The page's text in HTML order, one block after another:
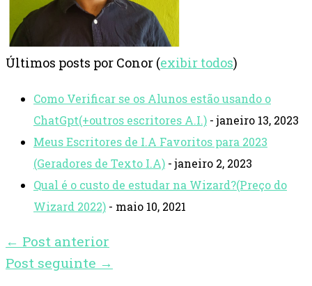
Últimos posts por Conor (exibir todos)
Como Verificar se os Alunos estão usando o
ChatGpt(+outros escritores A.I.) - janeiro 13, 2023
Meus Escritores de I.A Favoritos para 2023
(Geradores de Texto I.A) - janeiro 2, 2023
Qual é o custo de estudar na Wizard?(Preço do
Wizard 2022) - maio 10, 2021
← Post anterior
Post seguinte →